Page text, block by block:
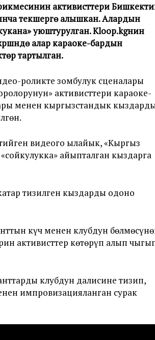
активисттери
текшерүүгө алышкан. Алардын
уюштурулган. Kloop.kgнин
алар караоке-бардын
тартылган.
роликте зомбулук сценалары
активисттери караоке-
менен кыргызстандык
видеого ылайык, «Кыргыз
айыпталган кыздарга
тизилген кыздарды одоно
күч менен клубдун
активисттер көтөрүп алып
клубдун далисине тизип,
импровизацияланган сурак